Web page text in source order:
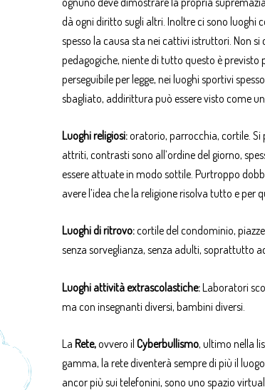
dà ogni diritto sugli altri. Inoltre ci sono luoghi
spesso la causa sta nei cattivi istruttori. Non
pedagogiche, niente di tutto questo è
perseguibile per legge, nei luoghi sportivi
sbagliato, addirittura può essere visto come
Luoghi religiosi:oratorio, parrocchia, cortile. Si
attriti, contrasti sono all’ordine del giorno,
essere attuate in modo sottile. Purtroppo
avere l’idea che la religione risolva tutto e per
Luoghi di ritrovo:cortile del condominio,
senza sorveglianza, senza adulti, soprattutto
Luoghi attività extrascolastiche:Laboratori
ma con insegnanti diversi, bambini diversi.
La Rete,ovvero il Cyberbullismo, ultimo nella
gamma, la rete diventerà sempre di più il
ancor più sui telefonini, sono uno spazio